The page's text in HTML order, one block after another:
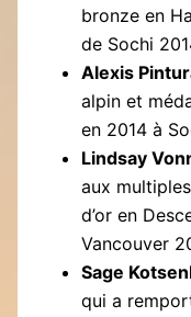
bronze en
de Sochi
Alexis
alpin et
en 2014 à
Lindsay
aux
d’or en
Vancouver
Sage
qui a